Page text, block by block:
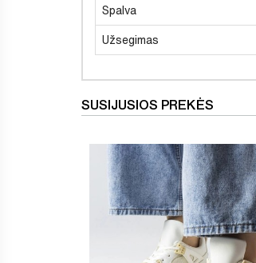
Spalva
Užsegimas
SUSIJUSIOS PREKĖS